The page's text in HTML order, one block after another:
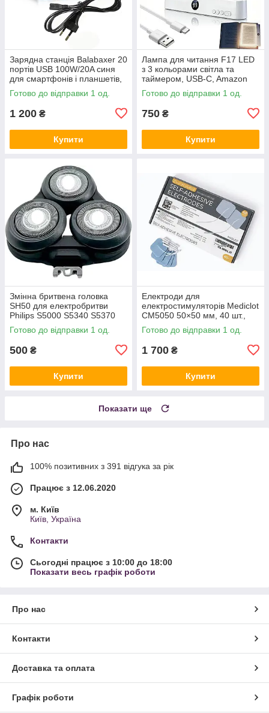
Зарядна станція Balabaxer 20
портів USB 100W/20A синя
для смартфонів і планшетів,
Amazon
Готово до відправки 1 од.
1 200 ₴
Купити
Лампа для читання F17 LED
з 3 кольорами світла та
таймером, USB-C, Amazon
Готово до відправки 1 од.
750 ₴
Купити
Змінна бритвена головка
SH50 для електробритви
Philips S5000 S5340 S5370
S5380
Готово до відправки 1 од.
500 ₴
Купити
Електроди для
електростимуляторів Mediclot
CM5050 50×50 мм, 40 шт.,
Amazon
Готово до відправки 1 од.
1 700 ₴
Купити
Показати ще
Про нас
100% позитивних з 391 відгука за рік
Працює з 12.06.2020
м. Київ
Київ, Україна
Контакти
Сьогодні працює з 10:00 до 18:00
Показати весь графік роботи
Про нас
Контакти
Доставка та оплата
Графік роботи